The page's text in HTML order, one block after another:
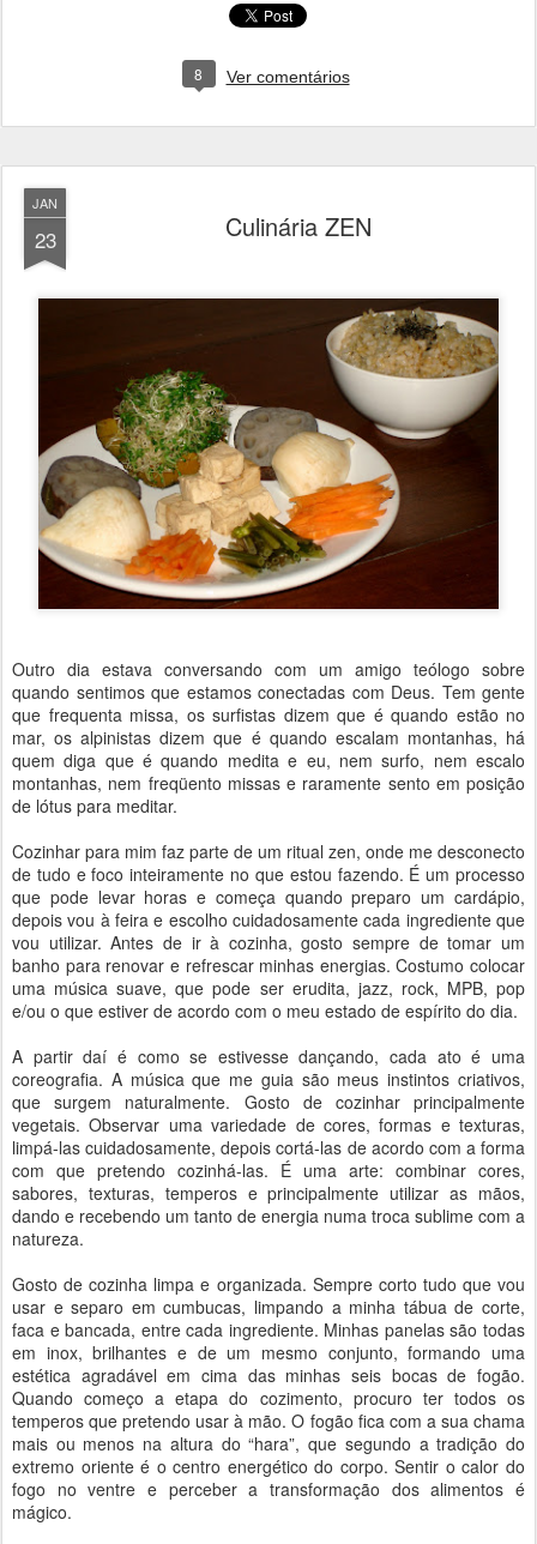
8 Ver comentários
JAN
23 Culinária ZEN
Outro dia estava conversando com um amigo teólogo sobre
quando sentimos que estamos conectadas com Deus. Tem gente
que frequenta missa, os surfistas dizem que é quando estão no
mar, os alpinistas dizem que é quando escalam montanhas, há
quem diga que é quando medita e eu, nem surfo, nem escalo
montanhas, nem freqüento missas e raramente sento em posição
de lótus para meditar.
Cozinhar para mim faz parte de um ritual zen, onde me desconecto
de tudo e foco inteiramente no que estou fazendo. É um processo
que pode levar horas e começa quando preparo um cardápio,
depois vou à feira e escolho cuidadosamente cada ingrediente que
vou utilizar. Antes de ir à cozinha, gosto sempre de tomar um
banho para renovar e refrescar minhas energias. Costumo colocar
uma música suave, que pode ser erudita, jazz, rock, MPB, pop
e/ou o que estiver de acordo com o meu estado de espírito do dia.
A partir daí é como se estivesse dançando, cada ato é uma
coreografia. A música que me guia são meus instintos criativos,
que surgem naturalmente. Gosto de cozinhar principalmente
vegetais. Observar uma variedade de cores, formas e texturas,
limpá-las cuidadosamente, depois cortá-las de acordo com a forma
com que pretendo cozinhá-las. É uma arte: combinar cores,
sabores, texturas, temperos e principalmente utilizar as mãos,
dando e recebendo um tanto de energia numa troca sublime com a
natureza.
Gosto de cozinha limpa e organizada. Sempre corto tudo que vou
usar e separo em cumbucas, limpando a minha tábua de corte,
faca e bancada, entre cada ingrediente. Minhas panelas são todas
em inox, brilhantes e de um mesmo conjunto, formando uma
estética agradável em cima das minhas seis bocas de fogão.
Quando começo a etapa do cozimento, procuro ter todos os
temperos que pretendo usar à mão. O fogão fica com a sua chama
mais ou menos na altura do “hara”, que segundo a tradição do
extremo oriente é o centro energético do corpo. Sentir o calor do
fogo no ventre e perceber a transformação dos alimentos é
mágico.